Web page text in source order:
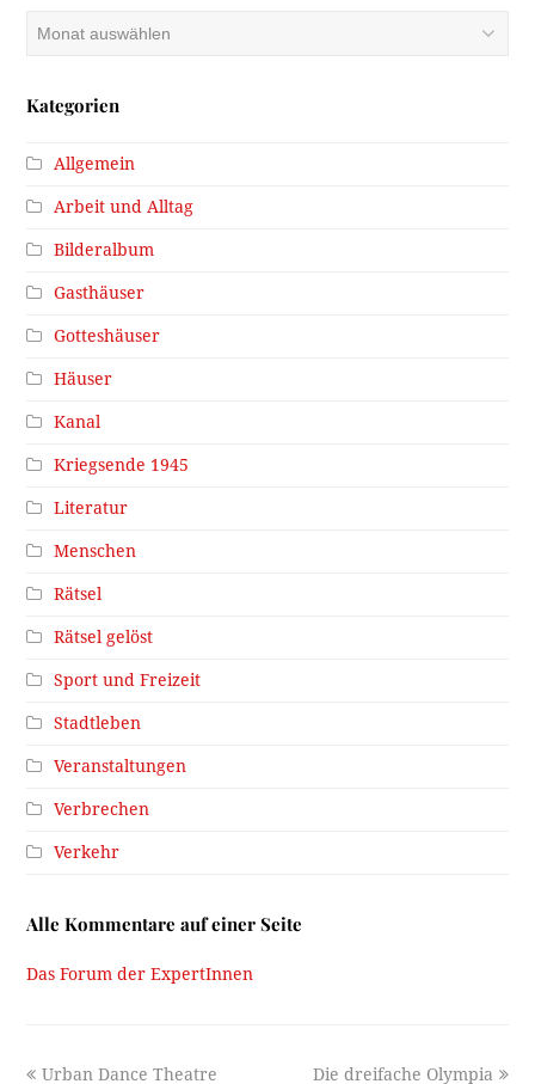
Archiv
Kategorien
Allgemein
Arbeit und Alltag
Bilderalbum
Gasthäuser
Gotteshäuser
Häuser
Kanal
Kriegsende 1945
Literatur
Menschen
Rätsel
Rätsel gelöst
Sport und Freizeit
Stadtleben
Veranstaltungen
Verbrechen
Verkehr
Alle Kommentare auf einer Seite
Das Forum der ExpertInnen
previous
Urban Dance Theatre next
Die dreifache Olympia